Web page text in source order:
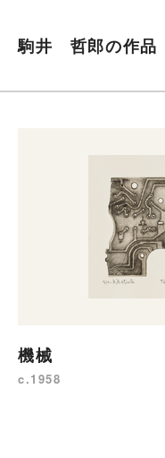
駒井 哲郎の作品
機械
c.1958